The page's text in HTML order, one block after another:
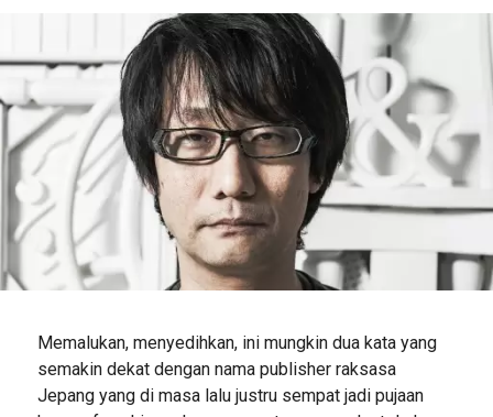
Memalukan, menyedihkan, ini mungkin dua kata yang
semakin dekat dengan nama publisher raksasa
Jepang yang di masa lalu justru sempat jadi pujaan